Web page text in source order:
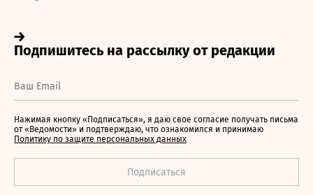
Нажимая кнопку «Подписаться», я даю свое согласие получать письма
от «Ведомости» и подтверждаю, что ознакомился и принимаю
Политику по защите персональных данных